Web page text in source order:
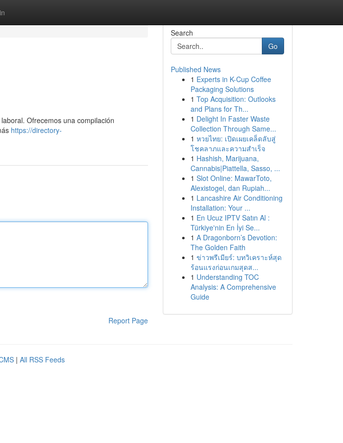
Ofrecemos una compilación
https://directory-
Report Page
Search
Go
Published News
1 Experts in K-Cup Coffee
Packaging Solutions
1 Top Acquisition: Outlooks
and Plans for Th...
1 Delight In Faster Waste
Collection Through Same...
1 หวยไทย: เปิดเผยเคล็ดลับสู่
โชคลาภและความสำเร็จ
1 Hashish, Marijuana,
Cannabis|Piattella, Sasso, ...
1 Slot Online: MawarToto,
Alexistogel, dan Rupiah...
1 Lancashire Air Conditioning
Installation: Your ...
1 En Ucuz IPTV Satın Al :
Türkiye'nin En İyi Se...
1 A Dragonborn’s Devotion:
The Golden Faith
1 ข่าวพรีเมียร์: บทวิเคราะห์สุด
ร้อนแรงก่อนเกมสุดส...
1 Understanding TOC
Analysis: A Comprehensive
Guide
| All RSS Feeds